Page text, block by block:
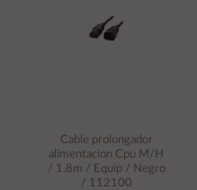
Cable prolongador
alimentacion Cpu M/H
/ 1.8m / Equip / Negro
/ 112100